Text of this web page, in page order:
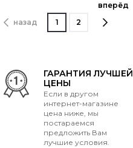
назад 1 2
вперёд
ГАРАНТИЯ ЛУЧШЕЙ
ЦЕНЫ
Если в другом
интернет-магазине
цена ниже, мы
постараемся
предложить Вам
лучшие условия.